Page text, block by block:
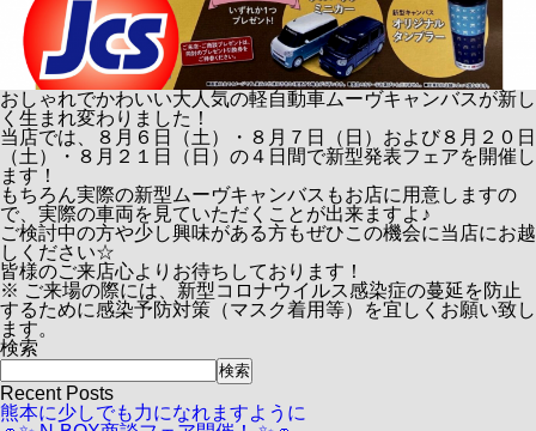
おしゃれでかわいい大人気の軽自動車ムーヴキャンバスが新し
く生まれ変わりました！
当店では、
８月６日（土）・８月７日（日） および８月２０日
（土）・８月２１日（日） の４日間で新型発表フェアを開催し
ます！
もちろん実際の新型ムーヴキャンバスもお店に用意しますの
で、実際の車両を見ていただくことが出来ますよ♪
ご検討中の方や少し興味がある方もぜひこの機会に当店にお越
しください☆
皆様のご来店心よりお待ちしております！
※ ご来場の際には、新型コロナウイルス感染症の蔓延を防止
するために感染予防対策（マスク着用等）を宜しくお願い致し
ます。
検索
検索
Recent Posts
熊本に少しでも力になれますように